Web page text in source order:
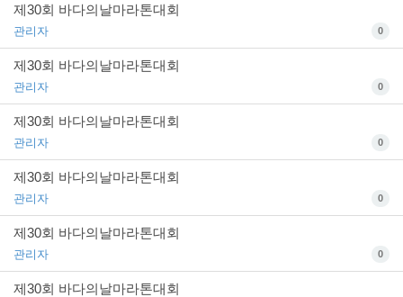
제30회 바다의날마라톤대회
관리자 0
제30회 바다의날마라톤대회
관리자 0
제30회 바다의날마라톤대회
관리자 0
제30회 바다의날마라톤대회
관리자 0
제30회 바다의날마라톤대회
관리자 0
제30회 바다의날마라톤대회